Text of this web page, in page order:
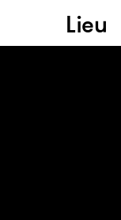
Lieu